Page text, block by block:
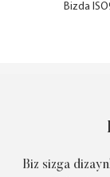
Bizda
Biz sizga